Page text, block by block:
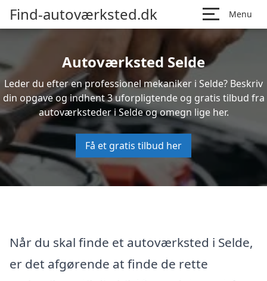
Find-autoværksted.dk Menu
Autoværksted Selde
Leder du efter en professionel mekaniker i Selde? Beskriv
din opgave og indhent 3 uforpligtende og gratis tilbud fra
autoværksteder i Selde og omegn lige her.
Få et gratis tilbud her
Når du skal finde et autoværksted i Selde,
er det afgørende at finde de rette